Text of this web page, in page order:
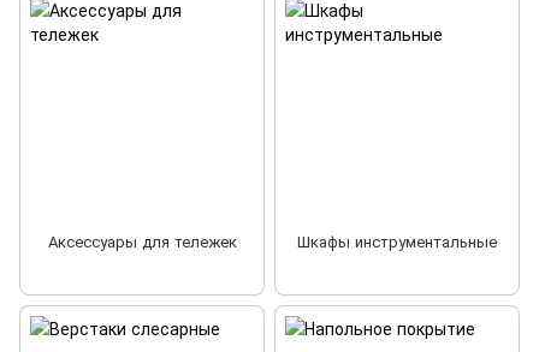
Аксессуары для тележек Шкафы инструментальные